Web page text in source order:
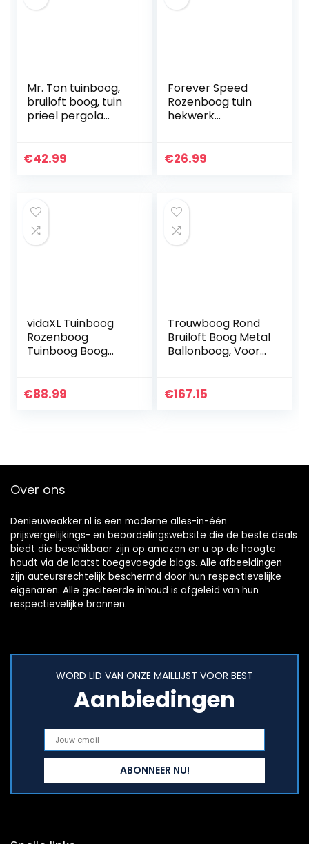
Mr. Ton tuinboog,
bruiloft boog, tuin
prieel pergola
gazontuin, diverse
€42.99
Forever Speed
Rozenboog tuin
hekwerk
staal,
€26.99
vidaXL Tuinboog
Rozenboog
Tuinboog Boog
Rekken Tuin
€88.99
Trouwboog Rond
Bruiloft Boog Metal
Ballonboog, Voor
Afstuderen
€167.15
Over ons
Denieuweakker.nl is een moderne alles-in-één
prijsvergelijkings- en beoordelingswebsite die de beste deals
biedt die beschikbaar zijn op amazon en u op de hoogte
houdt via de laatst toegevoegde blogs. Alle afbeeldingen
zijn auteursrechtelijk beschermd door hun respectievelijke
eigenaren. Alle geciteerde inhoud is afgeleid van hun
respectievelijke bronnen.
WORD LID VAN ONZE MAILLIJST VOOR BEST
Aanbiedingen